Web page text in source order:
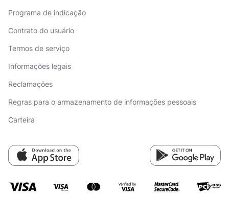
Programa de indicação
Contrato do usuário
Termos de serviço
Informações legais
Reclamações
Regras para o armazenamento de informações pessoais
Carteira